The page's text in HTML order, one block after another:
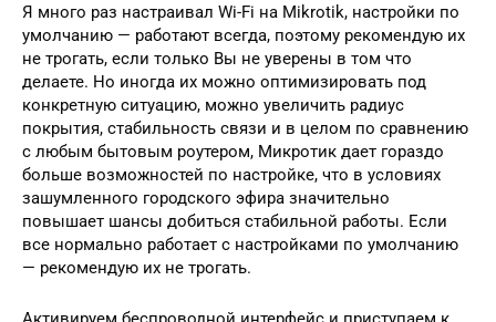
Я много раз настраивал Wi-Fi на Mikrotik, настройки по
умолчанию — работают всегда, поэтому рекомендую их
не трогать, если только Вы не уверены в том что
делаете. Но иногда их можно оптимизировать под
конкретную ситуацию, можно увеличить радиус
покрытия, стабильность связи и в целом по сравнению
с любым бытовым роутером, Микротик дает гораздо
больше возможностей по настройке, что в условиях
зашумленного городского эфира значительно
повышает шансы добиться стабильной работы. Если
все нормально работает с настройками по умолчанию
— рекомендую их не трогать.